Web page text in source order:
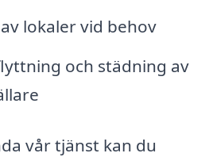
lokaler vid behov
och städning av
vår tjänst kan du